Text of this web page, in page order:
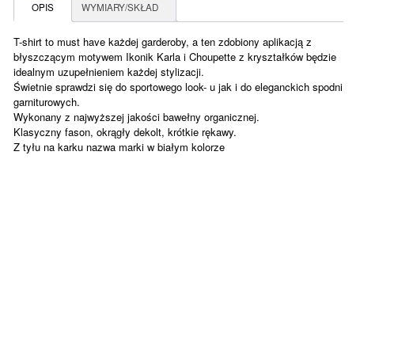
kryształkami
CHOUPETTE
OPIS WYMIARY/SKŁAD
T-shirt to must have każdej garderoby, a ten zdobiony aplikacją z
błyszczącym motywem Ikonik Karla i Choupette z kryształków będzie
idealnym uzupełnieniem każdej stylizacji.
Świetnie sprawdzi się do sportowego look- u jak i do eleganckich spodni
garniturowych.
Wykonany z najwyższej jakości bawełny organicznej.
Klasyczny fason, okrągły dekolt, krótkie rękawy.
Z tyłu na karku nazwa marki w białym kolorze